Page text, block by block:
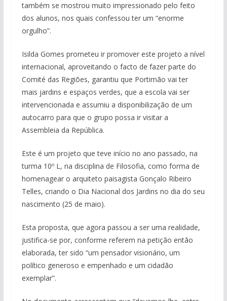
também se mostrou muito impressionado pelo feito
dos alunos, nos quais confessou ter um “enorme
orgulho”.
Isilda Gomes prometeu ir promover este projeto a nível
internacional, aproveitando o facto de fazer parte do
Comité das Regiões, garantiu que Portimão vai ter
mais jardins e espaços verdes, que a escola vai ser
intervencionada e assumiu a disponibilização de um
autocarro para que o grupo possa ir visitar a
Assembleia da República.
Este é um projeto que teve início no ano passado, na
turma 10º L, na disciplina de Filosofia, como forma de
homenagear o arquiteto paisagista Gonçalo Ribeiro
Telles, criando o Dia Nacional dos Jardins no dia do seu
nascimento (25 de maio).
Esta proposta, que agora passou a ser uma realidade,
justifica-se por, conforme referem na petição então
elaborada, ter sido “um pensador visionário, um
político generoso e empenhado e um cidadão
exemplar”.